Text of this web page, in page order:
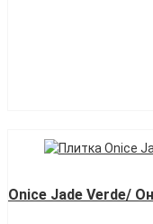
Onice Jade Verde/